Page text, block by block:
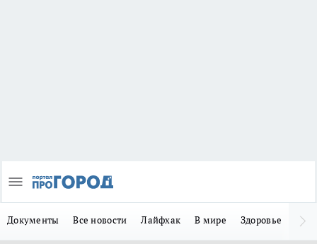
Документы Все новости Лайфхак В мире Здоровье